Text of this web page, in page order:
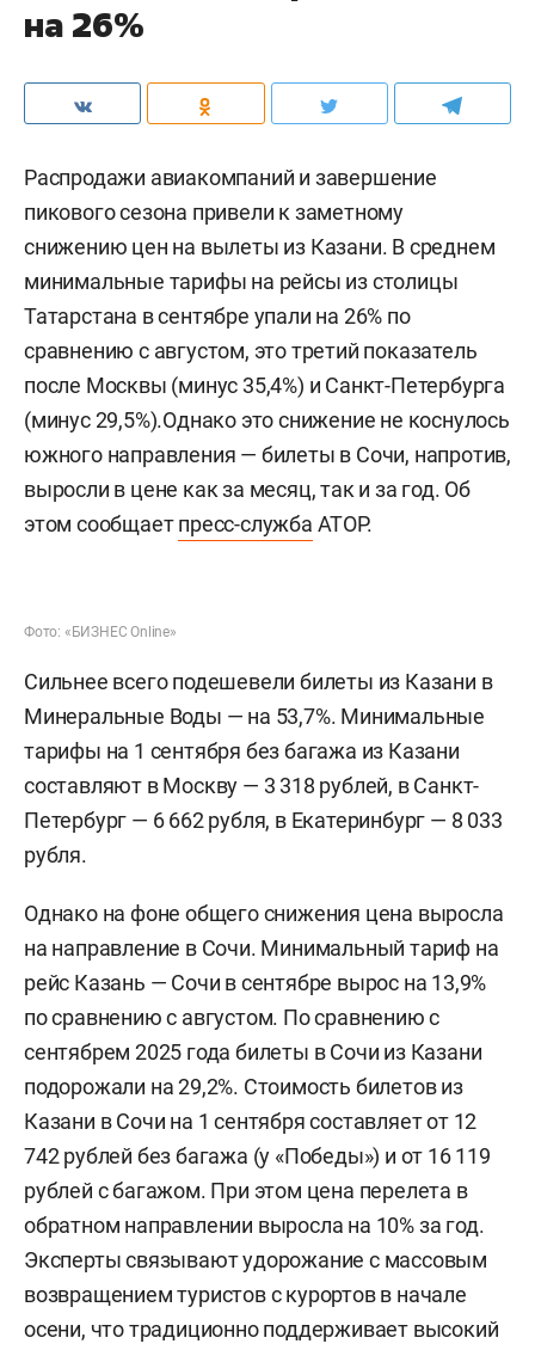
на 26%
Распродажи авиакомпаний и завершение
пикового сезона привели к заметному
снижению цен на вылеты из Казани. В среднем
минимальные тарифы на рейсы из столицы
Татарстана в сентябре упали на 26% по
сравнению с августом, это третий показатель
после Москвы (минус 35,4%) и Санкт-Петербурга
(минус 29,5%).Однако это снижение не коснулось
южного направления — билеты в Сочи, напротив,
выросли в цене как за месяц, так и за год. Об
этом сообщаетпресс-служба АТОР.
Фото: «БИЗНЕС Online»
Сильнее всего подешевели билеты из Казани в
Минеральные Воды — на 53,7%. Минимальные
тарифы на 1 сентября без багажа из Казани
составляют в Москву — 3 318 рублей, в Санкт-
Петербург — 6 662 рубля, в Екатеринбург — 8 033
рубля.
Однако на фоне общего снижения цена выросла
на направление в Сочи. Минимальный тариф на
рейс Казань — Сочи в сентябре вырос на 13,9%
по сравнению с августом. По сравнению с
сентябрем 2025 года билеты в Сочи из Казани
подорожали на 29,2%. Стоимость билетов из
Казани в Сочи на 1 сентября составляет от 12
742 рублей без багажа (у «Победы») и от 16 119
рублей с багажом. При этом цена перелета в
обратном направлении выросла на 10% за год.
Эксперты связывают удорожание с массовым
возвращением туристов с курортов в начале
осени, что традиционно поддерживает высокий